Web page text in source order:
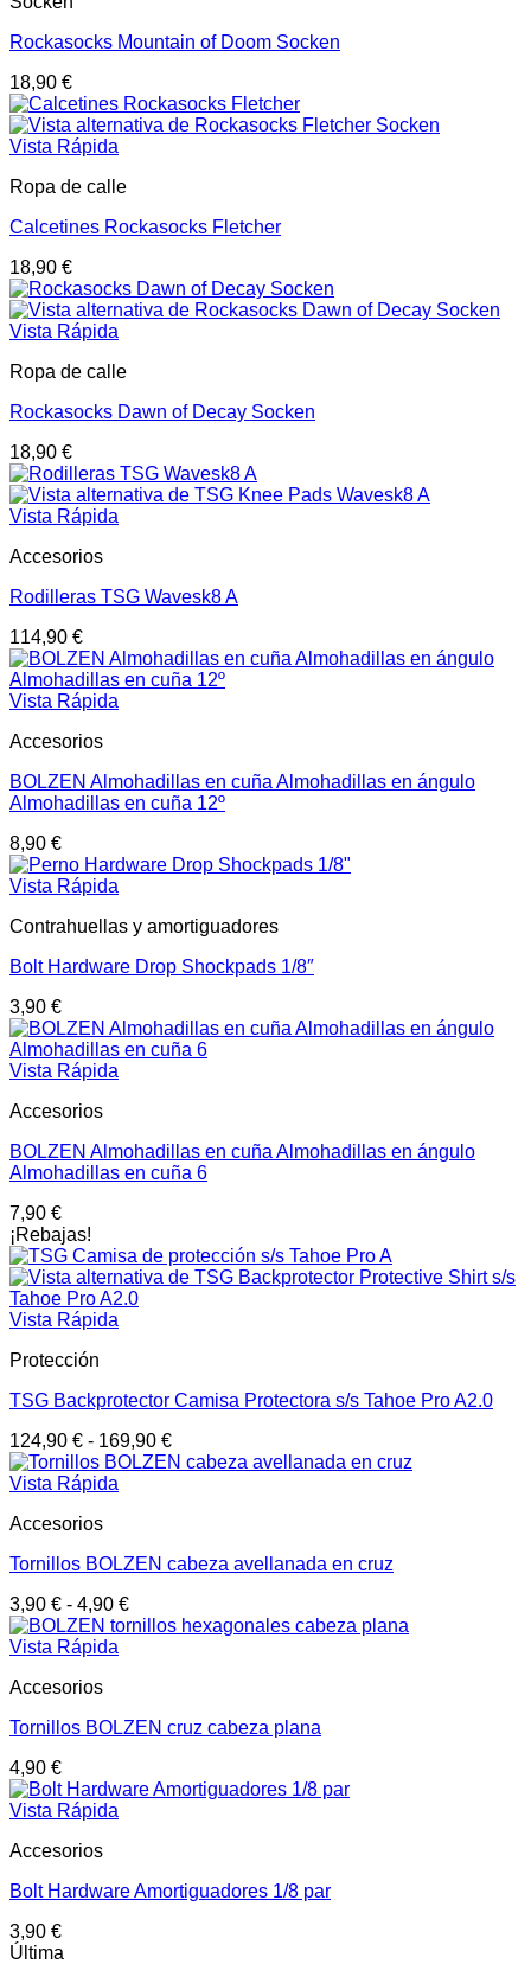
Rockasocks Mountain of Doom Socken
18,90 €
Vista Rápida
Ropa de calle
Calcetines Rockasocks Fletcher
18,90 €
Vista Rápida
Ropa de calle
Rockasocks Dawn of Decay Socken
18,90 €
Vista Rápida
Accesorios
Rodilleras TSG Wavesk8 A
114,90 €
Vista Rápida
Accesorios
BOLZEN Almohadillas en cuña Almohadillas en ángulo
Almohadillas en cuña 12º
8,90 €
Vista Rápida
Contrahuellas y amortiguadores
Bolt Hardware Drop Shockpads 1/8″
3,90 €
Vista Rápida
Accesorios
BOLZEN Almohadillas en cuña Almohadillas en ángulo
Almohadillas en cuña 6
7,90 €
¡Rebajas!
Vista Rápida
Protección
TSG Backprotector Camisa Protectora s/s Tahoe Pro A2.0
124,90 € - 169,90 €
Vista Rápida
Accesorios
Tornillos BOLZEN cabeza avellanada en cruz
3,90 € - 4,90 €
Vista Rápida
Accesorios
Tornillos BOLZEN cruz cabeza plana
4,90 €
Vista Rápida
Accesorios
Bolt Hardware Amortiguadores 1/8 par
3,90 €
Última